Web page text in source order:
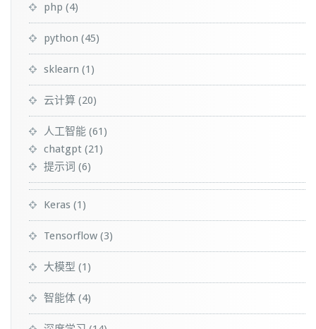
php (4)
python (45)
sklearn (1)
云计算 (20)
人工智能 (61)
chatgpt (21)
提示词 (6)
Keras (1)
Tensorflow (3)
大模型 (1)
智能体 (4)